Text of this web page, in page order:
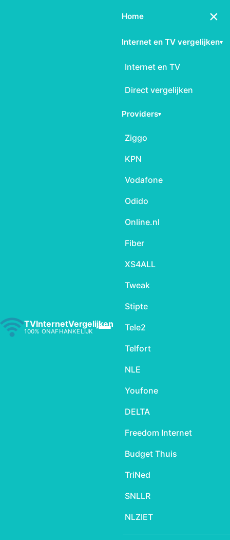
TVInternetVergelijken
100% ONAFHANKELIJK
×
Home
Internet en TV vergelijken▾
Internet en TV
Direct vergelijken
Providers▾
Ziggo
KPN
Vodafone
Odido
Online.nl
Fiber
XS4ALL
Tweak
Stipte
Tele2
Telfort
NLE
Youfone
DELTA
Freedom Internet
Budget Thuis
TriNed
SNLLR
NLZIET